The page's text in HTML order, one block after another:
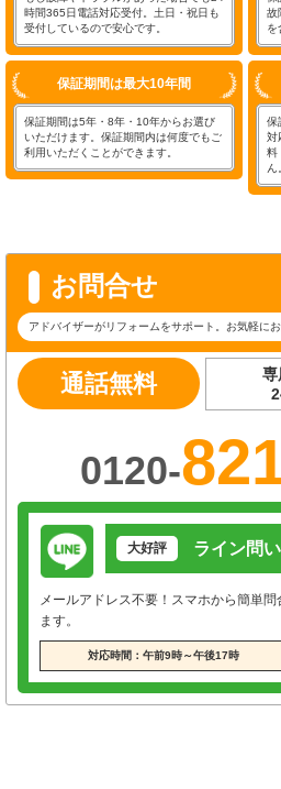
時間365日電話対応受付。土日・祝日も
受付しているので安心です。
故
を
保証期間は最大10年間
保証期間は5年・8年・10年からお選び
いただけます。保証期間内は何度でもご
利用いただくことができます。
保
対
料
ん
お問合せ
アドバイザーがリフォームをサポート。お気軽にお
通話無料
専
0120-
大好評 ライン問
メールアドレス不要！スマホから簡単
ます。
対応時間：午前9時～午後17時